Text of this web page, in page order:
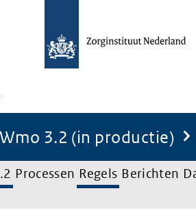
3.2 (in productie)
Processen Regels Berichten